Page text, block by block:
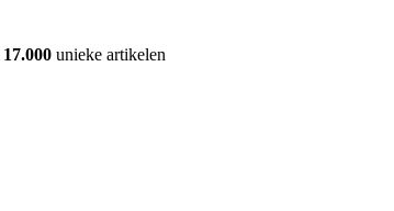
17.000 unieke artikelen